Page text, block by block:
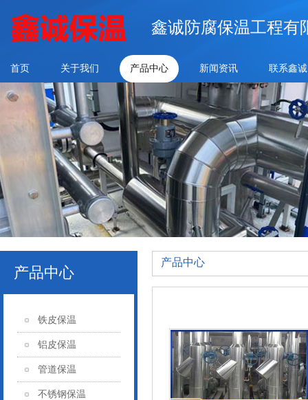
鑫诚防腐保温工程有
首页 关于我们 产品中心 新闻资讯 联系鑫诚
产品中心
铁皮保温
铝皮保温
管道保温
不锈钢保温
产品中心